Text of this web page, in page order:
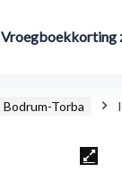
Vroegboekkorting
Bodrum-Torba